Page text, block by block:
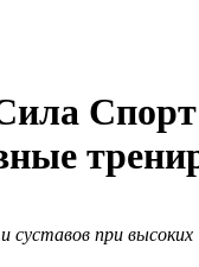
при высоких